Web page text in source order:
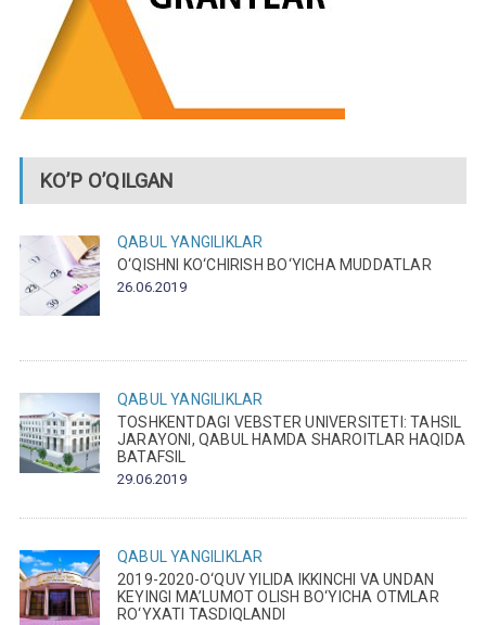
KO’P O’QILGAN
QABUL YANGILIKLAR
O‘QISHNI KO‘CHIRISH BO‘YICHA MUDDATLAR
26.06.2019
QABUL YANGILIKLAR
TOSHKENTDAGI VEBSTER UNIVERSITETI: TAHSIL
JARAYONI, QABUL HAMDA SHAROITLAR HAQIDA
BATAFSIL
29.06.2019
QABUL YANGILIKLAR
2019-2020-O‘QUV YILIDA IKKINCHI VA UNDAN
KEYINGI MA’LUMOT OLISH BO‘YICHA OTMLAR
RO‘YXATI TASDIQLANDI